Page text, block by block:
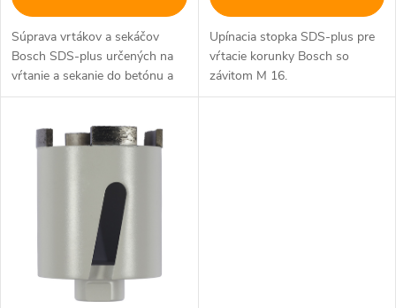
u
k
u
k
t
Súprava vrtákov a sekáčov
Bosch SDS-plus určených na
vŕtanie a sekanie do betónu a
muriva.
Upínacia stopka SDS-plus pre
vŕtacie korunky Bosch so
závitom M 16.